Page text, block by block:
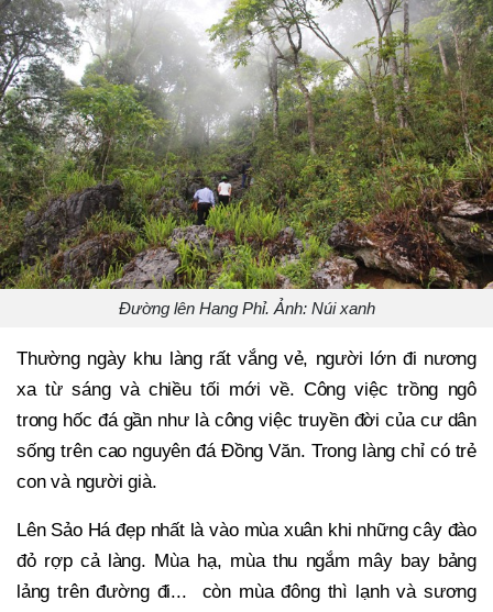
Đường lên Hang Phỉ. Ảnh: Núi xanh
Thường ngày khu làng rất vắng vẻ, người lớn đi nương
xa từ sáng và chiều tối mới về. Công việc trồng ngô
trong hốc đá gần như là công việc truyền đời của cư dân
sống trên cao nguyên đá Đồng Văn. Trong làng chỉ có trẻ
con và người già.
Lên Sảo Há đẹp nhất là vào mùa xuân khi những cây đào
đỏ rợp cả làng. Mùa hạ, mùa thu ngắm mây bay bảng
lảng trên đường đi... còn mùa đông thì lạnh và sương